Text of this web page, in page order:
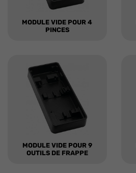
MODULE VIDE POUR 4
PINCES
MODULE VIDE POUR 9
OUTILS DE FRAPPE